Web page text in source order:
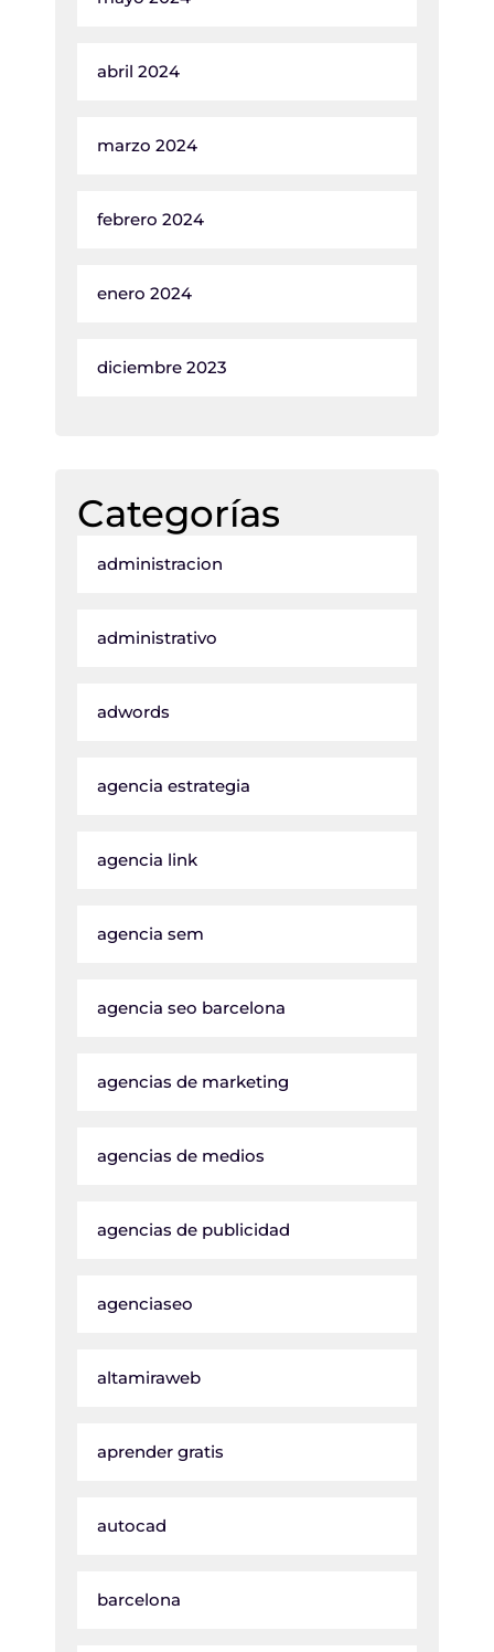
abril 2024
marzo 2024
febrero 2024
enero 2024
diciembre 2023
Categorías
administracion
administrativo
adwords
agencia estrategia
agencia link
agencia sem
agencia seo barcelona
agencias de marketing
agencias de medios
agencias de publicidad
agenciaseo
altamiraweb
aprender gratis
autocad
barcelona